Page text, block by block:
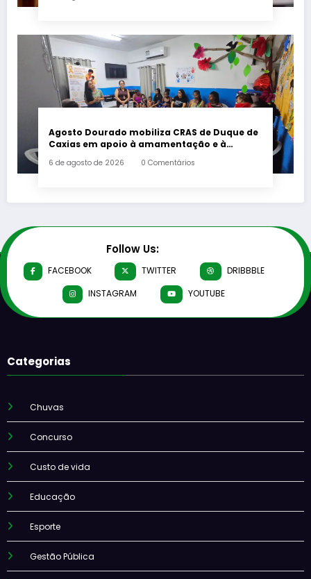
Agosto Dourado mobiliza CRAS de Duque de
Caxias em apoio à amamentação e à
6 de agosto de 2026 0 Comentários
Follow Us:
FACEBOOK TWITTER
DRIBBBLE
INSTAGRAM
YOUTUBE
Categorias
Chuvas
Concurso
Custo de vida
Educação
Esporte
Gestão Pública